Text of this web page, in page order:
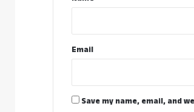
Email
Save my name, email, and